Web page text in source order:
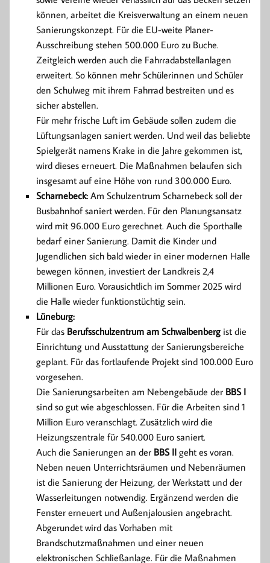
können, arbeitet die Kreisverwaltung an einem neuen
Sanierungskonzept. Für die EU-weite Planer-
Ausschreibung stehen 500.000 Euro zu Buche.
Zeitgleich werden auch die Fahrradabstellanlagen
erweitert. So können mehr Schülerinnen und Schüler
den Schulweg mit ihrem Fahrrad bestreiten und es
sicher abstellen.
Für mehr frische Luft im Gebäude sollen zudem die
Lüftungsanlagen saniert werden. Und weil das beliebte
Spielgerät namens Krake in die Jahre gekommen ist,
wird dieses erneuert. Die Maßnahmen belaufen sich
insgesamt auf eine Höhe von rund 300.000 Euro.
Scharnebeck: Am Schulzentrum Scharnebeck soll der
Busbahnhof saniert werden. Für den Planungsansatz
wird mit 96.000 Euro gerechnet. Auch die Sporthalle
bedarf einer Sanierung. Damit die Kinder und
Jugendlichen sich bald wieder in einer modernen Halle
bewegen können, investiert der Landkreis 2,4
Millionen Euro. Vorausichtlich im Sommer 2025 wird
die Halle wieder funktionstüchtig sein.
Lüneburg:
Für das Berufsschulzentrum am Schwalbenberg ist die
Einrichtung und Ausstattung der Sanierungsbereiche
geplant. Für das fortlaufende Projekt sind 100.000 Euro
vorgesehen.
Die Sanierungsarbeiten am Nebengebäude der BBS I
sind so gut wie abgeschlossen. Für die Arbeiten sind 1
Million Euro veranschlagt. Zusätzlich wird die
Heizungszentrale für 540.000 Euro saniert.
Auch die Sanierungen an der BBS II geht es voran.
Neben neuen Unterrichtsräumen und Nebenräumen
ist die Sanierung der Heizung, der Werkstatt und der
Wasserleitungen notwendig. Ergänzend werden die
Fenster erneuert und Außenjalousien angebracht.
Abgerundet wird das Vorhaben mit
Brandschutzmaßnahmen und einer neuen
elektronischen Schließanlage. Für die Maßnahmen